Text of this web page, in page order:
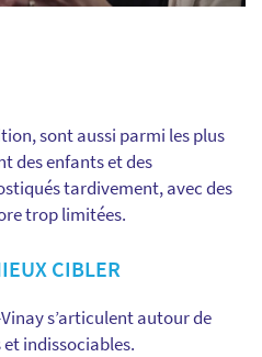
sont aussi parmi les plus
des enfants et des
tardivement, avec des
trop limitées.
CIBLER
s’articulent autour de
indissociables.